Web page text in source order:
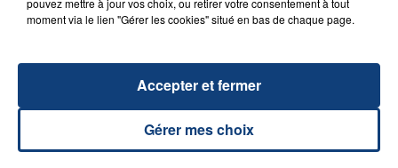
pouvez mettre à jour vos choix, ou retirer votre consentement à tout
moment via le lien "Gérer les cookies" situé en bas de chaque page.
Gérer mes choix
Accepter et fermer